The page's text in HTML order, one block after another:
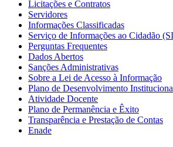
Licitações e Contratos
Servidores
Informações Classificadas
Serviço de Informações ao Cidadão
Perguntas Frequentes
Dados Abertos
Sanções Administrativas
Sobre a Lei de Acesso à Informação
Plano de Desenvolvimento
Atividade Docente
Plano de Permanência e Êxito
Transparência e Prestação de Contas
Enade